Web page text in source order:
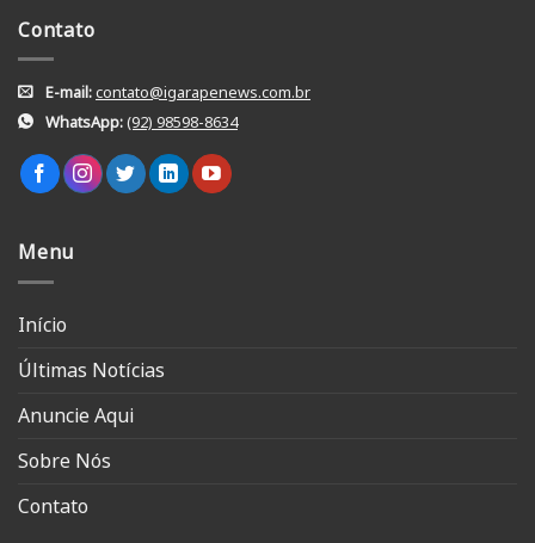
Contato
E-mail:contato@igarapenews.com.br
WhatsApp:(92) 98598-8634
Menu
Início
Últimas Notícias
Anuncie Aqui
Sobre Nós
Contato